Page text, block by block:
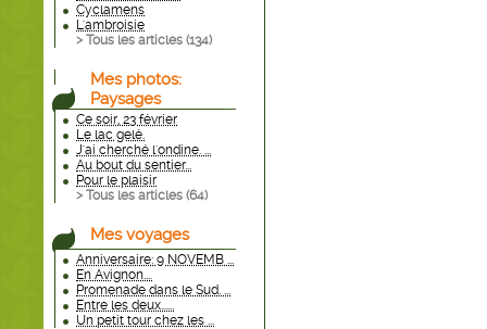
Cyclamens
L'ambroisie
> Tous les articles (134)
Mes photos:
Paysages
Ce soir, 23 février
Le lac gelé.
J'ai cherché l'ondine. ...
Au bout du sentier...
Pour le plaisir
> Tous les articles (64)
Mes voyages
Anniversaire: 9 NOVEMB ...
En Avignon....
Promenade dans le Sud. ...
Entre les deux......
Un petit tour chez les ...